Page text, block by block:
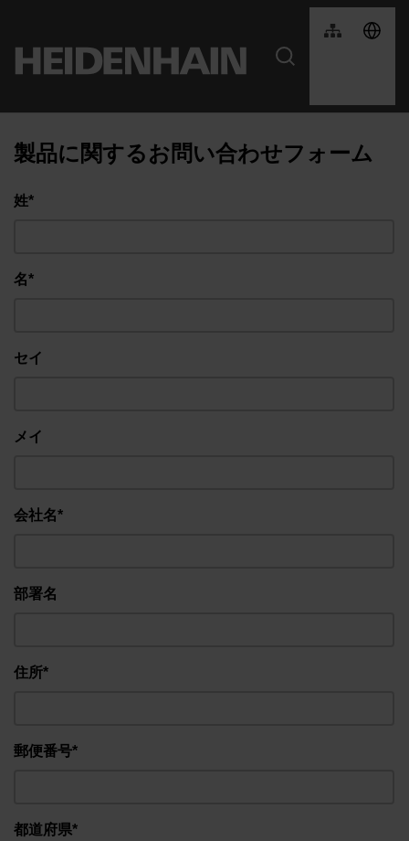
製品に関するお問い合わせフォーム
姓*
名*
セイ
メイ
会社名*
部署名
住所*
郵便番号*
都道府県*